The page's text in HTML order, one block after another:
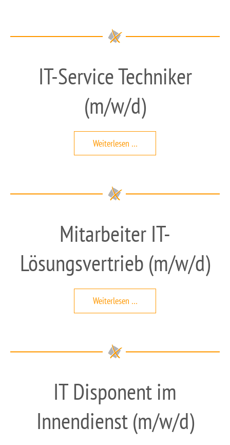
IT-Service Techniker
(m/w/d)
Weiterlesen …IT-
Service
Mitarbeiter IT-
Lösungsvertrieb (m/w/d)
Weiterlesen …Mitarbeiter
IT-
IT Disponent im
Innendienst (m/w/d)